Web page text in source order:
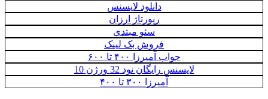
دانلود لایسنس
رپورتاژ ارزان
سئو مبتدی
فروش بک لینک
جواب آمیرزا ۴۰۰ تا ۶۰۰
لایسنس رایگان نود 32 ورژن 10
آمیرزا ۳۰۰ تا ۴۰۰